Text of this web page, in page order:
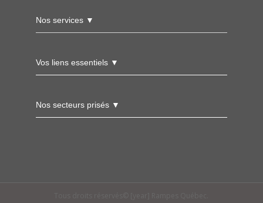
Nos services ▼
Vos liens essentiels ▼
Nos secteurs prisés ▼